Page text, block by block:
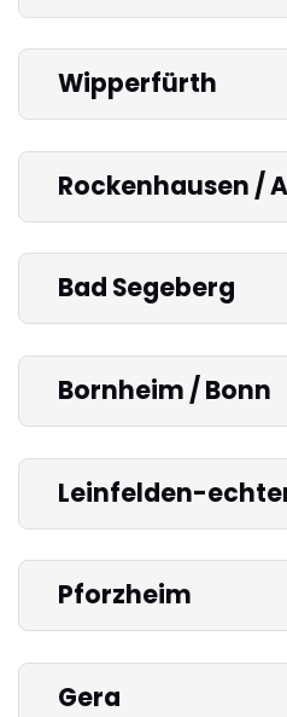
Wipperfürth
Rockenhausen /
Bad Segeberg
Bornheim / Bonn
Leinfelden-
Pforzheim
Gera